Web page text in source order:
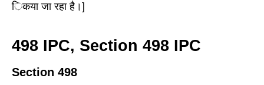
िकया जा रहा है।]
498 IPC, Section 498 IPC
Section 498